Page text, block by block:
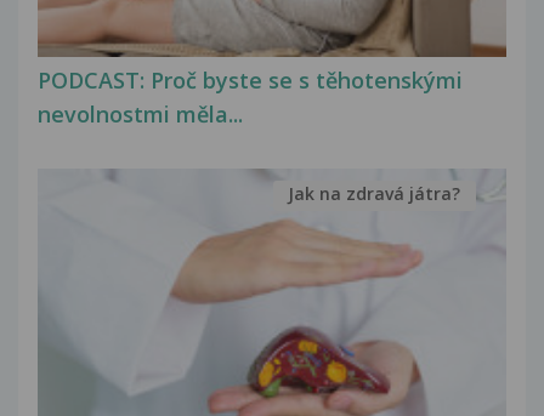
PODCAST: Proč byste se s těhotenskými
nevolnostmi měla...
Jak na zdravá játra?